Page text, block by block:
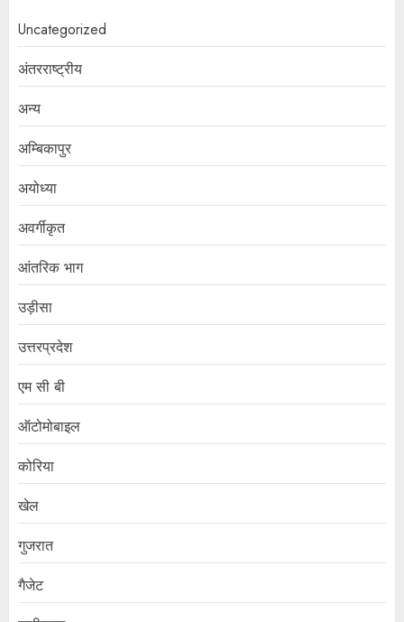
Uncategorized
अंतरराष्ट्रीय
अन्य
अम्बिकापुर
अयोध्या
अवर्गीकृत
आंतरिक भाग
उड़ीसा
उत्तरप्रदेश
एम सी बी
ऑटोमोबाइल
कोरिया
खेल
गुजरात
गैजेट